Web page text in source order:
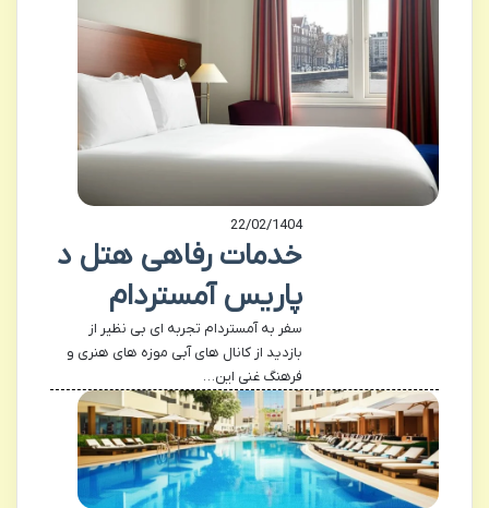
22/02/1404
خدمات رفاهی هتل د
پاریس آمستردام
سفر به آمستردام تجربه ای بی نظیر از
بازدید از کانال های آبی موزه های هنری و
فرهنگ غنی این…